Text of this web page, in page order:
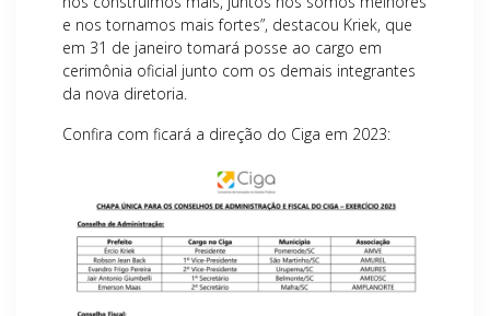
e nos tornamos mais fortes”, destacou Kriek, que
em 31 de janeiro tomará posse ao cargo em
cerimônia oficial junto com os demais integrantes
da nova diretoria.
Confira com ficará a direção do Ciga em 2023: